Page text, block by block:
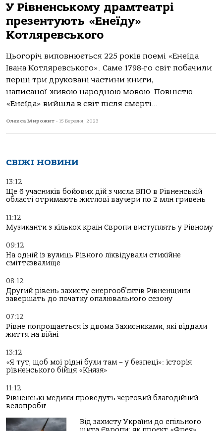
У Рівненському драмтеатрі
презентують «Енеїду»
Котляревського
Цьогоріч виповнюється 225 років поемі «Енеїда
Івана Котляревського». Саме 1798-го світ побачили
перші три друковані частини книги,
написаної живою народною мовою. Повністю
«Енеїда» вийшла в світ після смерті...
Олекса Мирожит - 15 Березня, 2023
СВІЖІ НОВИНИ
13:12
Ще 6 учасників бойових дій з числа ВПО в Рівненській
області отримають житлові ваучери по 2 млн гривень
11:12
Музиканти з кількох країн Європи виступлять у Рівному
09:12
На одній із вулиць Рівного ліквідували стихійне
сміттєзвалище
08:12
Другий рівень захисту енергооб’єктів Рівненщини
завершать до початку опалювального сезону
07:12
Рівне попрощається із двома Захисниками, які віддали
життя на війні
13:12
«Я тут, щоб мої рідні були там – у безпеці»: історія
рівненського бійця «Князя»
11:12
Рівненські медики проведуть черговий благодійний
велопробіг
Від захисту України до спільного